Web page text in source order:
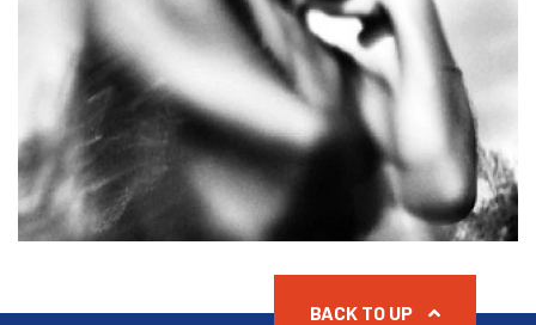
BACK TO UP